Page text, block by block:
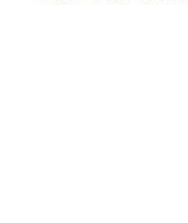
平成11年、平
併前、合併後
を合算してい
11年、平成16
値。...